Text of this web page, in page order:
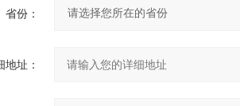
省份：
地址：